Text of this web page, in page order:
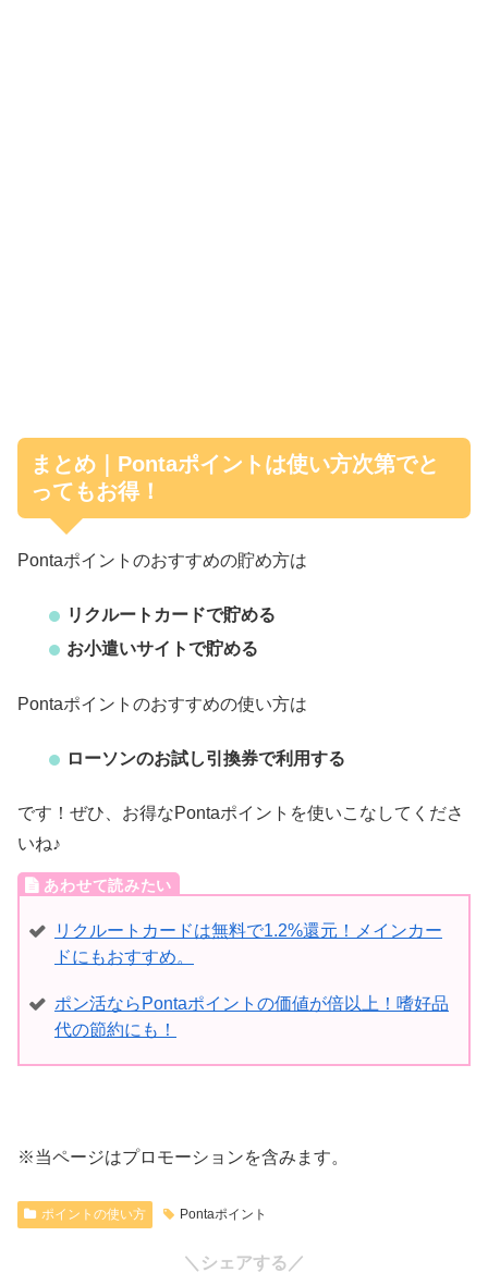
まとめ｜Pontaポイントは使い方次第でと
ってもお得！
Pontaポイントのおすすめの貯め方は
リクルートカードで貯める
お小遣いサイトで貯める
Pontaポイントのおすすめの使い方は
ローソンのお試し引換券で利用する
です！ぜひ、お得なPontaポイントを使いこなしてくださ
いね♪
リクルートカードは無料で1.2%還元！メインカー
ドにもおすすめ。
ポン活ならPontaポイントの価値が倍以上！嗜好品
代の節約にも！
※当ページはプロモーションを含みます。
ポイントの使い方 Pontaポイント
＼シェアする／